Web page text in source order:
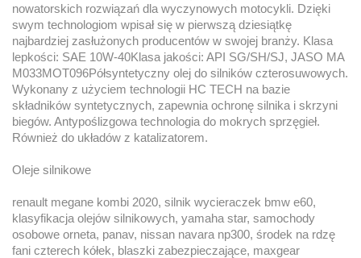
nowatorskich rozwiązań dla wyczynowych motocykli. Dzięki
swym technologiom wpisał się w pierwszą dziesiątkę
najbardziej zasłużonych producentów w swojej branży. Klasa
lepkości: SAE 10W-40Klasa jakości: API SG/SH/SJ, JASO MA
M033MOT096Półsyntetyczny olej do silników czterosuwowych.
Wykonany z użyciem technologii HC TECH na bazie
składników syntetycznych, zapewnia ochronę silnika i skrzyni
biegów. Antypoślizgowa technologia do mokrych sprzęgieł.
Również do układów z katalizatorem.
Oleje silnikowe
renault megane kombi 2020, silnik wycieraczek bmw e60,
klasyfikacja olejów silnikowych, yamaha star, samochody
osobowe orneta, panav, nissan navara np300, środek na rdzę
fani czterech kółek, blaszki zabezpieczające, maxgear